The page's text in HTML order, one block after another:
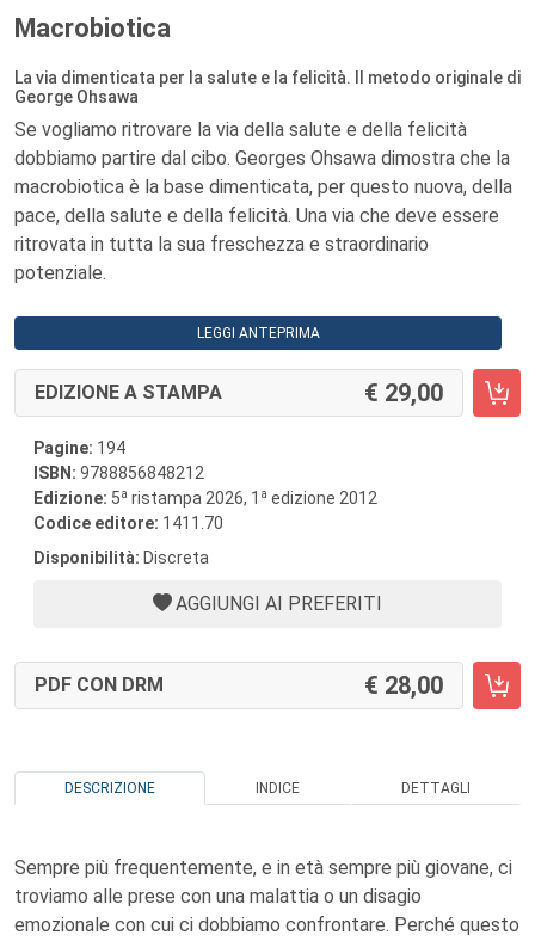
Macrobiotica
La via dimenticata per la salute e la felicità. Il metodo originale di
George Ohsawa
Se vogliamo ritrovare la via della salute e della felicità
dobbiamo partire dal cibo. Georges Ohsawa dimostra che la
macrobiotica è la base dimenticata, per questo nuova, della
pace, della salute e della felicità. Una via che deve essere
ritrovata in tutta la sua freschezza e straordinario
potenziale.
LEGGI ANTEPRIMA
EDIZIONE A STAMPA 29,00
Pagine: 194
ISBN: 9788856848212
Edizione: 5a ristampa 2026, 1 a edizione 2012
Codice editore: 1411.70
Disponibilità: Discreta
AGGIUNGI AI PREFERITI
PDF CON DRM 28,00
DESCRIZIONE INDICE DETTAGLI
Sempre più frequentemente, e in età sempre più giovane, ci
troviamo alle prese con una malattia o un disagio
emozionale con cui ci dobbiamo confrontare. Perché questo